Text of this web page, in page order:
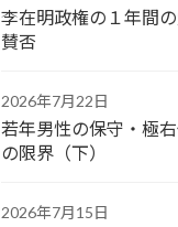
李在明政権の１年間
賛否
2026年7月22日
若年男性の保守・極
の限界（下）
2026年7月15日